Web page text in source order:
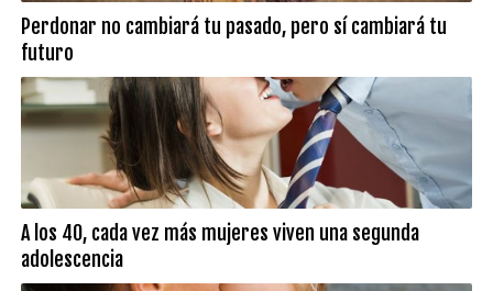
Perdonar no cambiará tu pasado, pero sí cambiará tu
futuro
A los 40, cada vez más mujeres viven una segunda
adolescencia